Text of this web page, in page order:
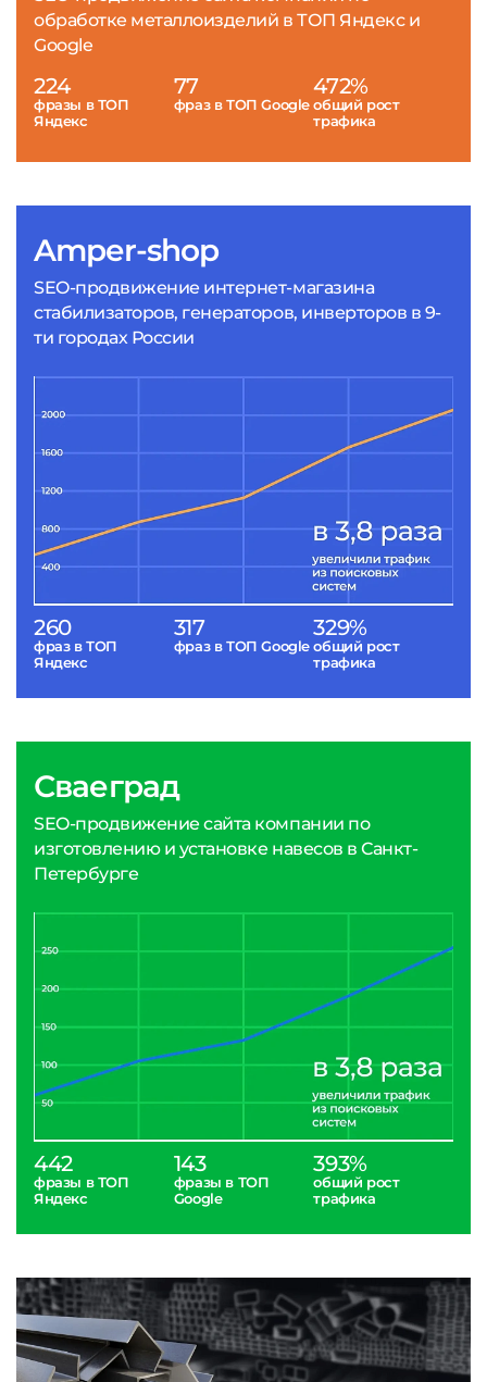
Amper-shop
SEO-продвижение интернет-магазина
стабилизаторов, генераторов, инверторов в 9-
ти городах России
260
фраз в ТОП
Яндекс
317
фраз в ТОП Google
329%
общий рост
трафика
обработке металлоизделий в ТОП Яндекс и
Google
224
фразы в ТОП
Яндекс
77
фраз в ТОП Google
472%
общий рост
трафика
Сваеград
SEO-продвижение сайта компании по
изготовлению и установке навесов в Санкт-
Петербурге
442
фразы в ТОП
Яндекс
143
фразы в ТОП
Google
393%
общий рост
трафика